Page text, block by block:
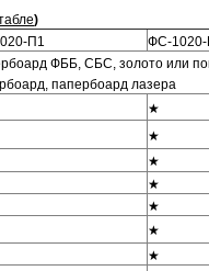
)
П1 ФС-
ФББ, СБС, золото или
папербоард лазера
★
★
★
★
★
★
★